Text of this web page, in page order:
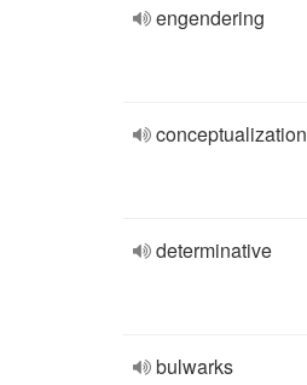
engendering
conceptualization
determinative
bulwarks